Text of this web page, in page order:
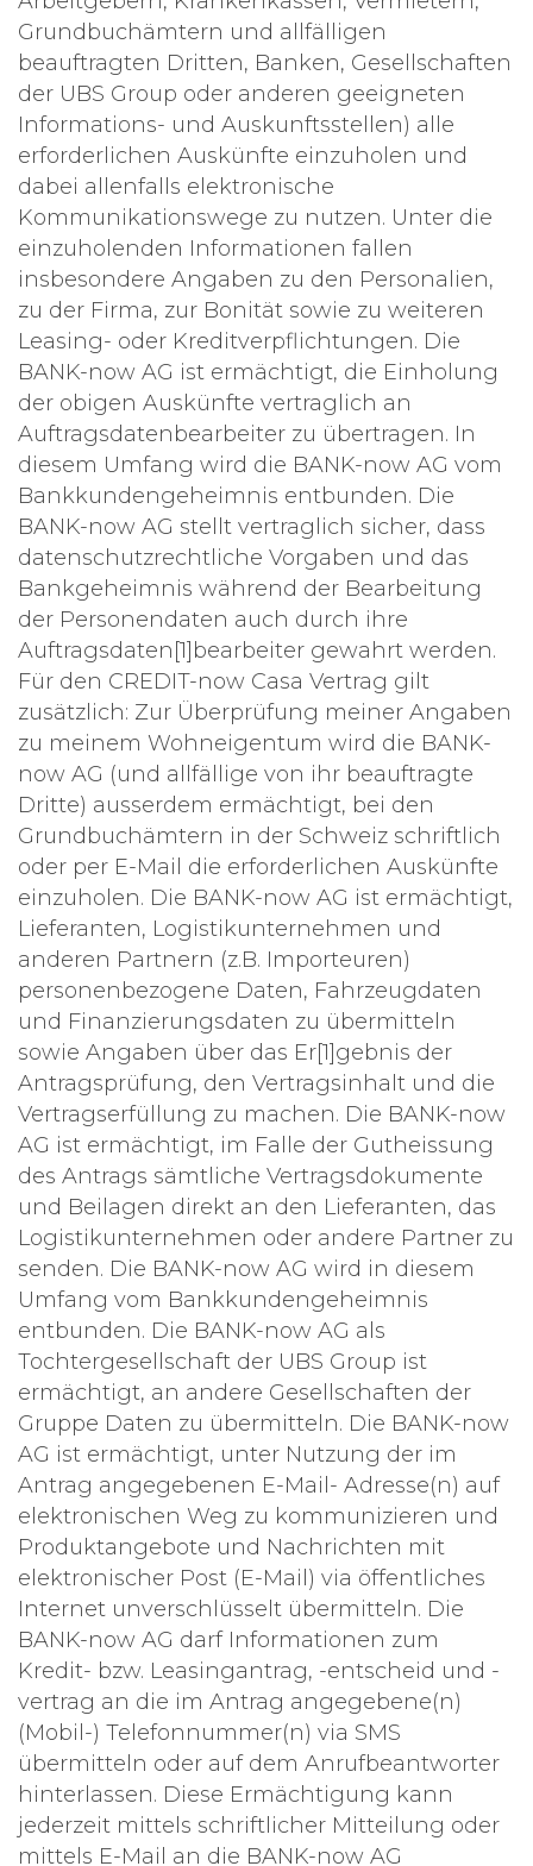
Grundbuchämtern und allfälligen
beauftragten Dritten, Banken, Gesellschaften
der UBS Group oder anderen geeigneten
Informations- und Auskunftsstellen) alle
erforderlichen Auskünfte einzuholen und
dabei allenfalls elektronische
Kommunikationswege zu nutzen. Unter die
einzuholenden Informationen fallen
insbesondere Angaben zu den Personalien,
zu der Firma, zur Bonität sowie zu weiteren
Leasing- oder Kreditverpflichtungen. Die
BANK-now AG ist ermächtigt, die Einholung
der obigen Auskünfte vertraglich an
Auftragsdatenbearbeiter zu übertragen. In
diesem Umfang wird die BANK-now AG vom
Bankkundengeheimnis entbunden. Die
BANK-now AG stellt vertraglich sicher, dass
datenschutzrechtliche Vorgaben und das
Bankgeheimnis während der Bearbeitung
der Personendaten auch durch ihre
Auftragsdaten[1]bearbeiter gewahrt werden.
Für den CREDIT-now Casa Vertrag gilt
zusätzlich: Zur Überprüfung meiner Angaben
zu meinem Wohneigentum wird die BANK-
now AG (und allfällige von ihr beauftragte
Dritte) ausserdem ermächtigt, bei den
Grundbuchämtern in der Schweiz schriftlich
oder per E-Mail die erforderlichen Auskünfte
einzuholen. Die BANK-now AG ist ermächtigt,
Lieferanten, Logistikunternehmen und
anderen Partnern (z.B. Importeuren)
personenbezogene Daten, Fahrzeugdaten
und Finanzierungsdaten zu übermitteln
sowie Angaben über das Er[1]gebnis der
Antragsprüfung, den Vertragsinhalt und die
Vertragserfüllung zu machen. Die BANK-now
AG ist ermächtigt, im Falle der Gutheissung
des Antrags sämtliche Vertragsdokumente
und Beilagen direkt an den Lieferanten, das
Logistikunternehmen oder andere Partner zu
senden. Die BANK-now AG wird in diesem
Umfang vom Bankkundengeheimnis
entbunden. Die BANK-now AG als
Tochtergesellschaft der UBS Group ist
ermächtigt, an andere Gesellschaften der
Gruppe Daten zu übermitteln. Die BANK-now
AG ist ermächtigt, unter Nutzung der im
Antrag angegebenen E-Mail- Adresse(n) auf
elektronischen Weg zu kommunizieren und
Produktangebote und Nachrichten mit
elektronischer Post (E-Mail) via öffentliches
Internet unverschlüsselt übermitteln. Die
BANK-now AG darf Informationen zum
Kredit- bzw. Leasingantrag, -entscheid und -
vertrag an die im Antrag angegebene(n)
(Mobil-) Telefonnummer(n) via SMS
übermitteln oder auf dem Anrufbeantworter
hinterlassen. Diese Ermächtigung kann
jederzeit mittels schriftlicher Mitteilung oder
mittels E-Mail an die BANK-now AG